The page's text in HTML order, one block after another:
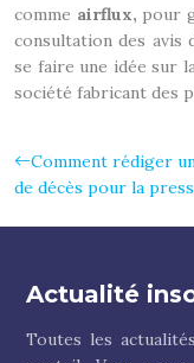
comme airflux, pour
consultation des avis
se faire une idée sur
société fabricant des
Comment rédiger
de décès pour la
Actualité
Toutes les